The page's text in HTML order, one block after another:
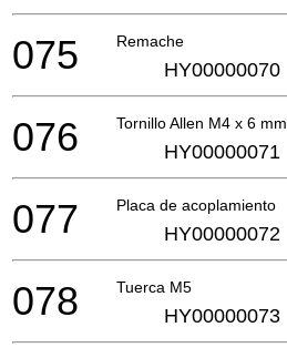
Remache
075 HY00000070
Tornillo Allen M4 x 6 mm
076 HY00000071
Placa de acoplamiento
077 HY00000072
Tuerca M5
078 HY00000073